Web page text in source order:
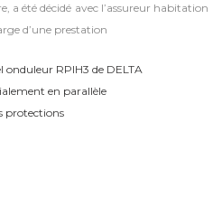
a été décidé avec l’assureur habitation
d’une prestation
RPIH3 de DELTA
en parallèle
protections